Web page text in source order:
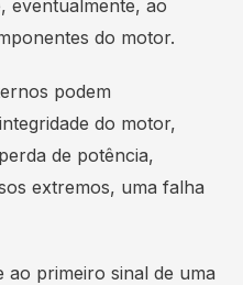
eventualmente, ao
do motor.
podem
do motor,
de potência,
extremos, uma falha
ao primeiro sinal de uma